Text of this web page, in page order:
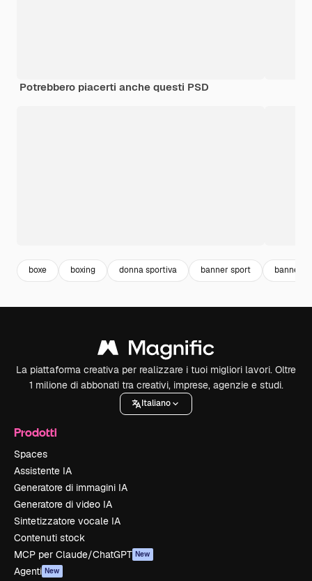
Potrebbero piacerti anche questi PSD
boxe boxing donna sportiva banner sport banner
La piattaforma creativa per realizzare i tuoi migliori lavori. Oltre
1 milione di abbonati tra creativi, imprese, agenzie e studi.
Italiano
Prodotti
Spaces
Assistente IA
Generatore di immagini IA
Generatore di video IA
Sintetizzatore vocale IA
Contenuti stock
MCP per Claude/ChatGPT New
Agenti New